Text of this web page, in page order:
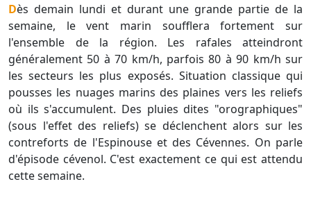
Dès demain lundi et durant une grande partie de la
semaine, le vent marin soufflera fortement sur
l'ensemble de la région. Les rafales atteindront
généralement 50 à 70 km/h, parfois 80 à 90 km/h sur
les secteurs les plus exposés. Situation classique qui
pousses les nuages marins des plaines vers les reliefs
où ils s'accumulent. Des pluies dites "orographiques"
(sous l'effet des reliefs) se déclenchent alors sur les
contreforts de l'Espinouse et des Cévennes. On parle
d'épisode cévenol. C'est exactement ce qui est attendu
cette semaine.